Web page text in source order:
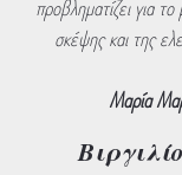
προβληματίζει για
σκέψης και της
Μαρία